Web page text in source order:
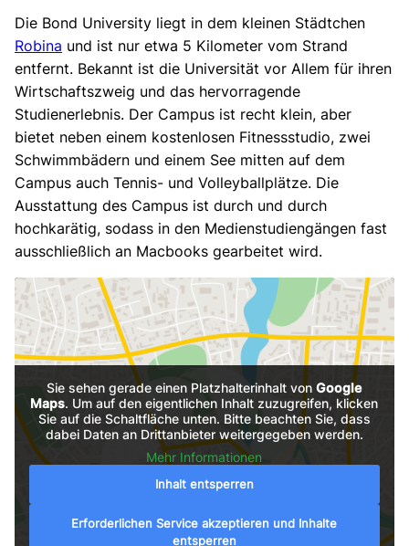
Die Bond University liegt in dem kleinen Städtchen
Robina und ist nur etwa 5 Kilometer vom Strand
entfernt. Bekannt ist die Universität vor Allem für ihren
Wirtschaftszweig und das hervorragende
Studienerlebnis. Der Campus ist recht klein, aber
bietet neben einem kostenlosen Fitnessstudio, zwei
Schwimmbädern und einem See mitten auf dem
Campus auch Tennis- und Volleyballplätze. Die
Ausstattung des Campus ist durch und durch
hochkarätig, sodass in den Medienstudiengängen fast
ausschließlich an Macbooks gearbeitet wird.
Sie sehen gerade einen Platzhalterinhalt vonGoogle
Maps. Um auf den eigentlichen Inhalt zuzugreifen, klicken
Sie auf die Schaltfläche unten. Bitte beachten Sie, dass
dabei Daten an Drittanbieter weitergegeben werden.
Mehr Informationen
Inhalt entsperren
Erforderlichen Service akzeptieren und Inhalte
entsperren